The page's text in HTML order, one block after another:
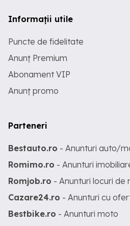
Informații utile
Puncte de fidelitate
Anunț Premium
Abonament VIP
Anunț promo
Parteneri
Bestauto.ro - Anunturi auto/
Romimo.ro - Anunturi
Romjob.ro - Anunturi locuri de
Cazare24.ro - Anunturi cu
Bestbike.ro - Anunturi moto